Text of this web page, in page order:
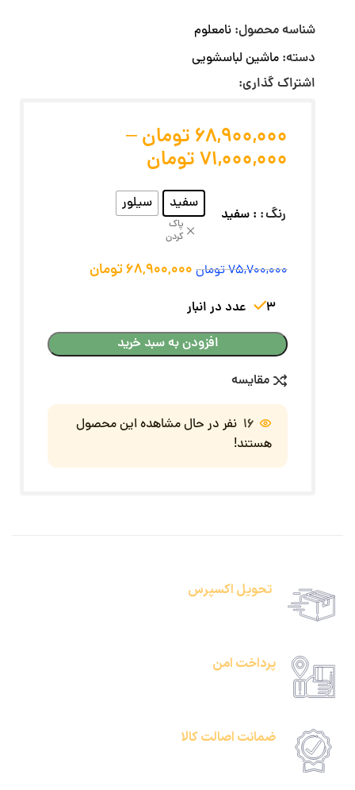
شناسه محصول: نامعلوم
دسته: ماشین لباسشویی
اشتراک گذاری:
68,900,000 تومان–
71,000,000تومان
رنگ : سفید
سفید سیلور
پاک
کردن
75,700,000تومان 68,900,000تومان
3 عدد در انبار
افزودن به سبد خرید
مقایسه
16 نفر در حال مشاهده این محصول
هستند!
تحویل اکسپرس
پرداخت امن
ضمانت اصالت کالا